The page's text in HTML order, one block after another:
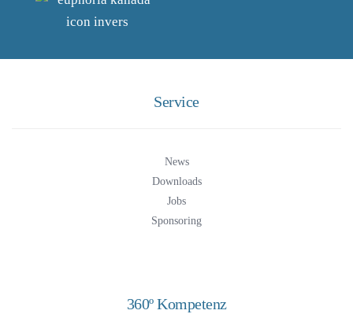
Service
News
Downloads
Jobs
Sponsoring
360º Kompetenz